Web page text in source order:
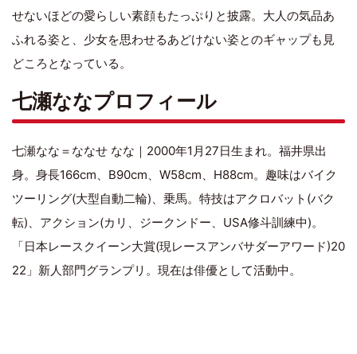
せないほどの愛らしい素顔もたっぷりと披露。大人の気品あ
ふれる姿と、少女を思わせるあどけない姿とのギャップも見
どころとなっている。
七瀬ななプロフィール
七瀬なな＝ななせ なな｜2000年1月27日生まれ。福井県出
身。身長166cm、B90cm、W58cm、H88cm。趣味はバイク
ツーリング(大型自動二輪)、乗馬。特技はアクロバット(バク
転)、アクション(カリ、ジークンドー、USA修斗訓練中)。
「日本レースクイーン大賞(現レースアンバサダーアワード)20
22」新人部門グランプリ。現在は俳優として活動中。